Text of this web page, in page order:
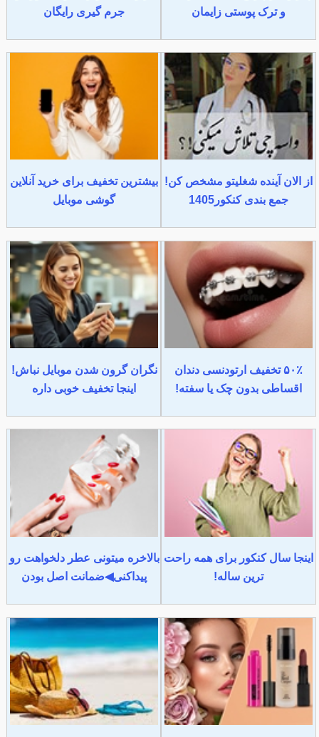
و ترک پوستی زایمان
جرم گیری رایگان
از الان آینده شغلیتو مشخص کن!
جمع بندی کنکور1405
بیشترین تخفیف برای خرید آنلاین
گوشی موبایل
۵۰٪ تخفیف ارتودنسی دندان
اقساطی بدون چک یا سفته!
نگران گرون شدن موبایل نباش!
اینجا تخفیف خوبی داره
اینجا سال کنکور برای همه راحت
ترین ساله!
بالاخره میتونی عطر دلخواهت رو
پیداکنی◀ضمانت اصل بودن